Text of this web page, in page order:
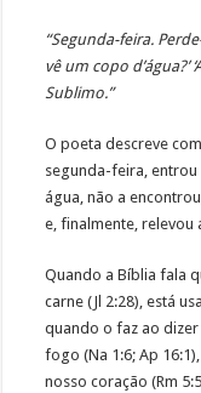
“Segunda-feira.
vê um copo d’água?’
Sublimo.”
O poeta descreve
segunda-feira, entrou
água, não a
e, finalmente, relevou
Quando a Bíblia fala
carne (Jl 2:28), está
quando o faz ao
fogo (Na 1:6; Ap
nosso coração (Rm